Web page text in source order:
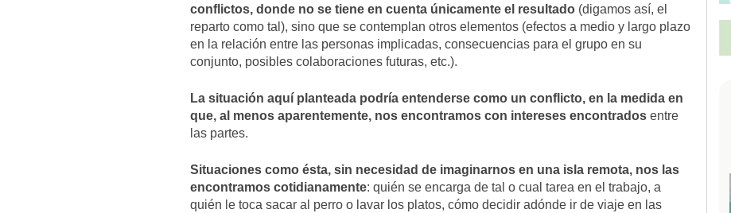
conflictos, donde no se tiene en cuenta únicamente el resultado (digamos así, el
reparto como tal), sino que se contemplan otros elementos (efectos a medio y largo plazo
en la relación entre las personas implicadas, consecuencias para el grupo en su
conjunto, posibles colaboraciones futuras, etc.).
La situación aquí planteada podría entenderse como un conflicto, en la medida en
que, al menos aparentemente, nos encontramos con intereses encontrados entre
las partes.
Situaciones como ésta, sin necesidad de imaginarnos en una isla remota, nos las
encontramos cotidianamente: quién se encarga de tal o cual tarea en el trabajo, a
quién le toca sacar al perro o lavar los platos, cómo decidir adónde ir de viaje en las